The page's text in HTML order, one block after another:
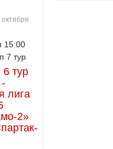
15:00
7 тур
6 тур
лига
2»